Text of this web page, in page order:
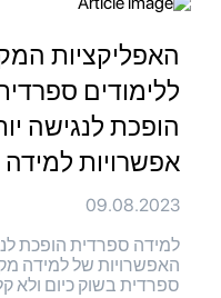
האפליקציות
ללימודים
הופכת לנגישה
אפשרויות למידה
09.08.2023
למידה ספרדית הופכת
האפשרויות של למידה
ספרדית בשוק כיום ולא